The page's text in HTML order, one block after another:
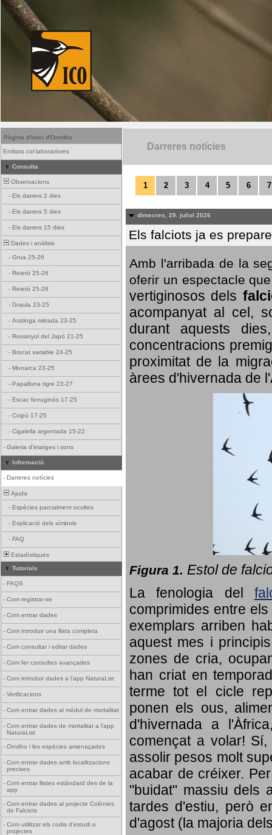
Pàgina d'inici d'Ornitho
Entitats col·laboradores
Consulta
Observacions
- Els darrers 2 dies
- Els darrers 5 dies
- Els darrers 15 dies
Dades i anàlisis
- Grua 25-26
- Reietó 25-26
- Reietó 25-26
- Graula 23-25
- Aratinga mitrada 23-25
- Rossinyol del Japó 21-25
- Brocat variable 24-25
- Monarca 23-25
- Papallona tigre 23-27
- Escac ferruginós 17-25
- Coipú 17-25
- Cigalella argentada 15-22
- Galeria d'imatges i sons
Informació
- Darreres notícies
Ajuda
- Espècies parcialment ocultes
- Explicació dels símbols
- FAQ
Estadístiques
Tutorials
- FAQS
- Com registrar-se
- Com entrar dades
- Com introduir una llista completa
- Com consultar i editar dades
- Com fer consultes avançades
- Com introduir dades a l'app NaturaList
- Verificacions
- Com entrar dades al mòdul de mortalitat
- Com entrar dades de mortalitat a l'app
NaturaList
- Ornitho i les espècies amenaçades
- Com entrar dades amb localitzacions
precises
- Com entrar llistes estàndard des de la
app
- Com entrar dades al projecte Colònies
de Falciots
- Com utilitzar els codis d'estudi o
projectes
Darreres notícies
1 2 3 4 5 6 7
dimecres, 29. juliol 2026
Els falciots ja es
Amb l'arribada de la
oferir un espectacle
vertiginosos dels
acompanyat al cel,
durant aquests
concentracions
proximitat de la
àrees d'hivernada de
Figura 1. Estol de
La fenologia del
comprimides entre
exemplars arriben
aquest mes i
zones de cria,
han criat en
terme tot el cicle
ponen els ous,
d'hivernada a
començat a volar!
assolir pesos molt
acabar de créixer.
"buidat" massiu dels
tardes d'estiu, però
d'agost (la majoria